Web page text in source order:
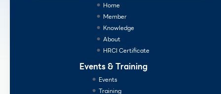
Home
Member
Knowledge
About
HRCI Certificate
Events & Training
Events
Training